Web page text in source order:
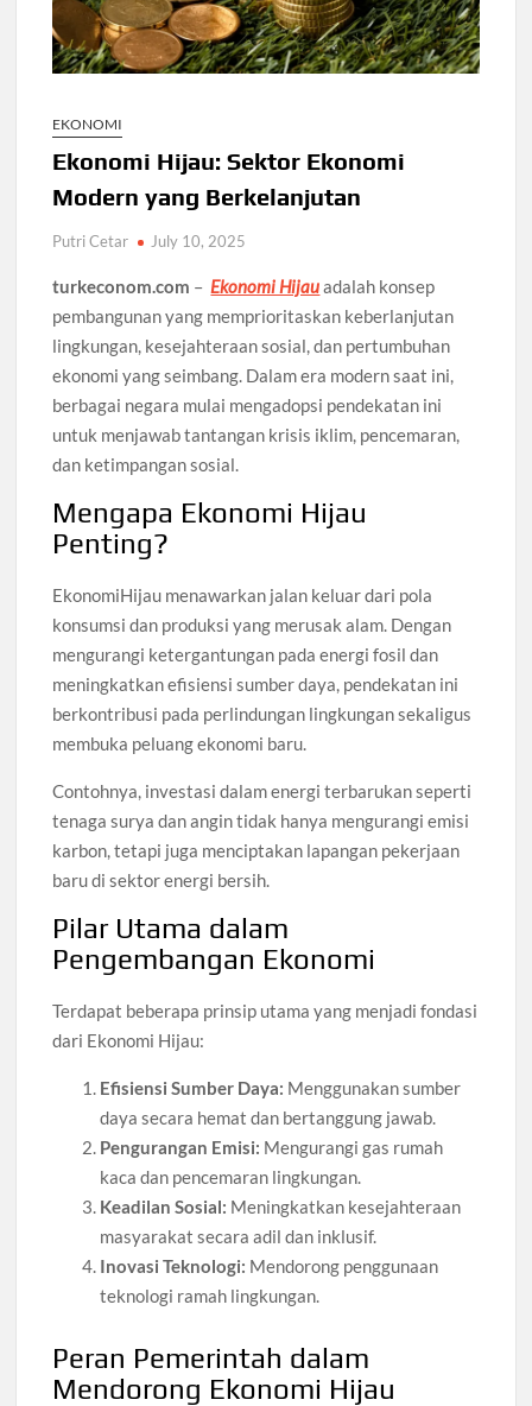
EKONOMI
Ekonomi Hijau: Sektor Ekonomi
Modern yang Berkelanjutan
Putri Cetar July 10, 2025
turkeconom.com –Ekonomi Hijauadalah konsep
pembangunan yang memprioritaskan keberlanjutan
lingkungan, kesejahteraan sosial, dan pertumbuhan
ekonomi yang seimbang. Dalam era modern saat ini,
berbagai negara mulai mengadopsi pendekatan ini
untuk menjawab tantangan krisis iklim, pencemaran,
dan ketimpangan sosial.
Mengapa Ekonomi Hijau
Penting?
EkonomiHijau menawarkan jalan keluar dari pola
konsumsi dan produksi yang merusak alam. Dengan
mengurangi ketergantungan pada energi fosil dan
meningkatkan efisiensi sumber daya, pendekatan ini
berkontribusi pada perlindungan lingkungan sekaligus
membuka peluang ekonomi baru.
Contohnya, investasi dalam energi terbarukan seperti
tenaga surya dan angin tidak hanya mengurangi emisi
karbon, tetapi juga menciptakan lapangan pekerjaan
baru di sektor energi bersih.
Pilar Utama dalam
Pengembangan Ekonomi
Terdapat beberapa prinsip utama yang menjadi fondasi
dari Ekonomi Hijau:
Efisiensi Sumber Daya: Menggunakan sumber
daya secara hemat dan bertanggung jawab.
Pengurangan Emisi: Mengurangi gas rumah
kaca dan pencemaran lingkungan.
Keadilan Sosial: Meningkatkan kesejahteraan
masyarakat secara adil dan inklusif.
Inovasi Teknologi: Mendorong penggunaan
teknologi ramah lingkungan.
Peran Pemerintah dalam
Mendorong Ekonomi Hijau